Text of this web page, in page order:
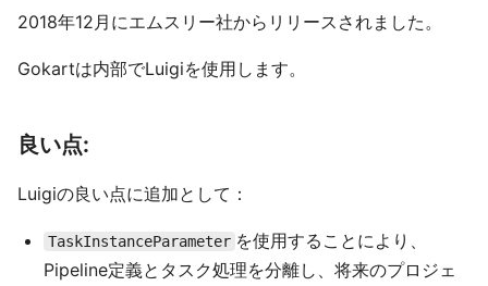
2018年12月にエムスリー社からリリースされました。
Gokartは内部でLuigiを使用します。
良い点:
Luigiの良い点に追加として：
TaskInstanceParameter を使用することにより、
Pipeline定義とタスク処理を分離し、将来のプロジェ